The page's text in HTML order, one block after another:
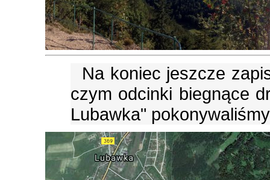
Na koniec jeszcze
czym odcinki biegnące
Lubawka"